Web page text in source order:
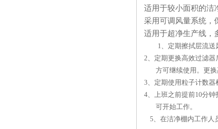
适用于较小面积的洁
采用可调风量系统，
适用于超净生产线，
1、定期擦拭层流
2、定期更换高效过滤
方可继续使用。更
3、定期使用粒子计数
4、上班之前提前10分钟
可开始工作。
5、在洁净棚内工作人